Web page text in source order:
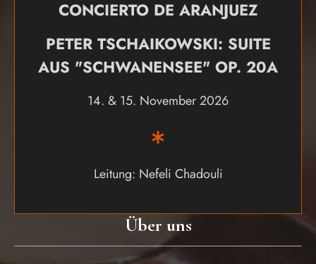
Über uns
CONCIERTO DE ARANJUEZ
PETER TSCHAIKOWSKI: SUITE
AUS "SCHWANENSEE" OP. 20A
14. & 15. November 2026
Leitung: Nefeli Chadouli